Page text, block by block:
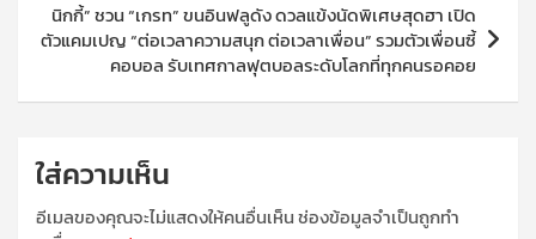
นิกกี้” ชวน “เกรท” ขนอินฟลูดัง ดวลแข้งนัดพิเศษสุดฮา เปิด
ตัวแคมเปญ “ต่อเวลาความสนุก ต่อเวลาเพื่อน” รวมตัวเพื่อนซี้
คอบอล รับเทศกาลฟุตบอลระดับโลกที่ทุกคนรอคอย
ใส่ความเห็น
อีเมลของคุณจะไม่แสดงให้คนอื่นเห็นช่องข้อมูลจำเป็นถูกทำ